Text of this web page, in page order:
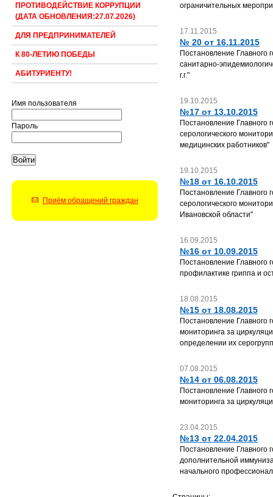
ПРОТИВОДЕЙСТВИЕ КОРРУПЦИИ
(ДАТА ОБНОВЛЕНИЯ:27.07.2026)
ДЛЯ ПРЕДПРИНИМАТЕЛЕЙ
К 80-ЛЕТИЮ ПОБЕДЫ
АБИТУРИЕНТУ!
Имя пользователя
Пароль
Приём обращений граждан
ограничительных
17.11.2015
№ 20 от 16.11.2015
Постановление Главного
санитарно-
г.г."
19.10.2015
№17 от 13.10.2015
Постановление Главного
серологического
медицинских работников"
19.10.2015
№18 от 16.10.2015
Постановление Главного
серологического
Ивановской области"
16.09.2015
№16 от 10.09.2015
Постановление Главного
профилактике гриппа и
18.08.2015
№15 от 18.08.2015
Постановление Главного
мониторинга за
определении их
07.08.2015
№14 от 06.08.2015
Постановление Главного
мониторинга за
23.04.2015
№13 от 22.04.2015
Постановление Главного
дополнительной
начального